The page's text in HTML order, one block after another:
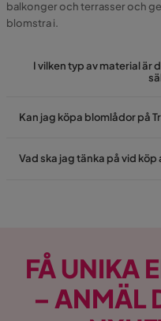
balkonger och terrasser och
blomstra i.
I vilken typ av material är
Kan jag köpa blomlådor på
Vad ska jag tänka på vid
FÅ UNIKA
– ANMÄL